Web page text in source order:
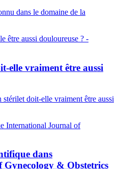
dans le domaine de la
elle vraiment être aussi
stérilet doit-elle vraiment être aussi
dans
& Obstetrics